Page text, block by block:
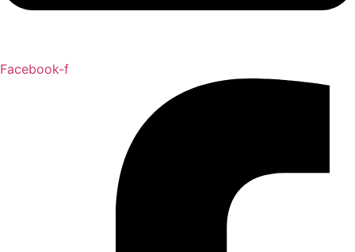
Facebook-f